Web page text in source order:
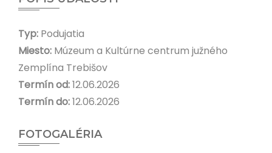
Typ: Podujatia
Miesto: Múzeum a Kultúrne centrum južného
Zemplína Trebišov
Termín od:12.06.2026
Termín do:12.06.2026
FOTOGALÉRIA